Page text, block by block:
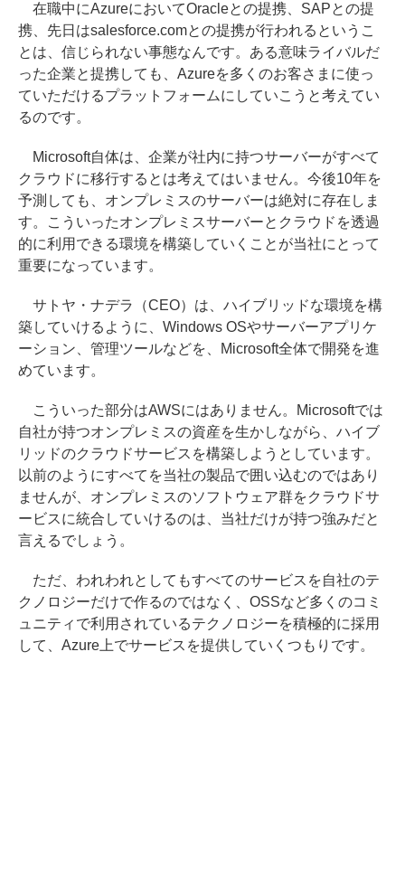
在職中にAzureにおいてOracleとの提携、SAPとの提
携、先日はsalesforce.comとの提携が行われるというこ
とは、信じられない事態なんです。ある意味ライバルだ
った企業と提携しても、Azureを多くのお客さまに使っ
ていただけるプラットフォームにしていこうと考えてい
るのです。
Microsoft自体は、企業が社内に持つサーバーがすべて
クラウドに移行するとは考えてはいません。今後10年を
予測しても、オンプレミスのサーバーは絶対に存在しま
す。こういったオンプレミスサーバーとクラウドを透過
的に利用できる環境を構築していくことが当社にとって
重要になっています。
サトヤ・ナデラ（CEO）は、ハイブリッドな環境を構
築していけるように、Windows OSやサーバーアプリケ
ーション、管理ツールなどを、Microsoft全体で開発を進
めています。
こういった部分はAWSにはありません。Microsoftでは
自社が持つオンプレミスの資産を生かしながら、ハイブ
リッドのクラウドサービスを構築しようとしています。
以前のようにすべてを当社の製品で囲い込むのではあり
ませんが、オンプレミスのソフトウェア群をクラウドサ
ービスに統合していけるのは、当社だけが持つ強みだと
言えるでしょう。
ただ、われわれとしてもすべてのサービスを自社のテ
クノロジーだけで作るのではなく、OSSなど多くのコミ
ュニティで利用されているテクノロジーを積極的に採用
して、Azure上でサービスを提供していくつもりです。